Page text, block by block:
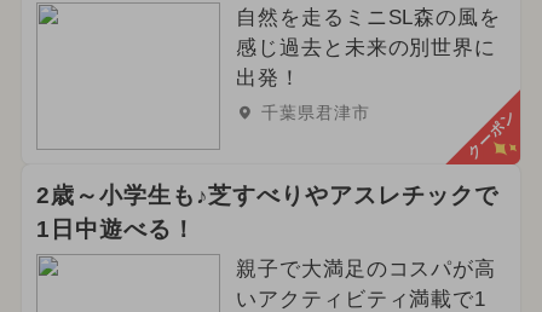
2023年12月のイベント
2024年5月のイベント
2024年6月のイベント
自然を走るミニSL森の風を
感じ過去と未来の別世界に
出発！
千葉県君津市 クーポン
2歳～小学生も♪芝すべりやアスレチックで
1日中遊べる！
親子で大満足のコスパが高
いアクティビティ満載で1